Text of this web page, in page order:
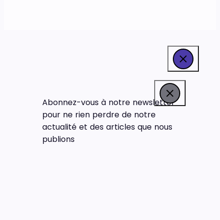
Abonnez-vous à notre newsletter
pour ne rien perdre de notre
actualité et des articles que nous
publions